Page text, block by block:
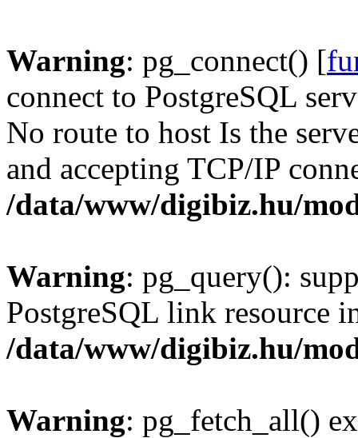
Warning: pg_connect() [
connect to PostgreSQL
No route to host Is the
and accepting TCP/IP
/data/www/digibiz.hu/
Warning: pg_query():
PostgreSQL link resource
/data/www/digibiz.hu/
Warning: pg_fetch_all()